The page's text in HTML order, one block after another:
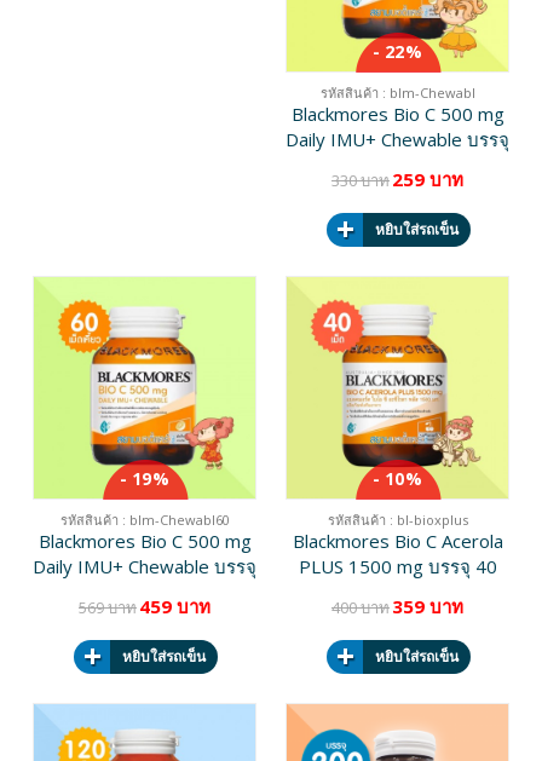
- 22%
รหัสสินค้า : blm-Chewabl
Blackmores Bio C 500 mg
Daily IMU+ Chewable บรรจุ
330 บาท259 บาท
หยิบใส่รถเข็น
- 19%
รหัสสินค้า : blm-Chewabl60
Blackmores Bio C 500 mg
Daily IMU+ Chewable บรรจุ
569 บาท459 บาท
หยิบใส่รถเข็น
- 10%
รหัสสินค้า : bl-bioxplus
Blackmores Bio C Acerola
PLUS 1500 mg บรรจุ 40
400 บาท359 บาท
หยิบใส่รถเข็น